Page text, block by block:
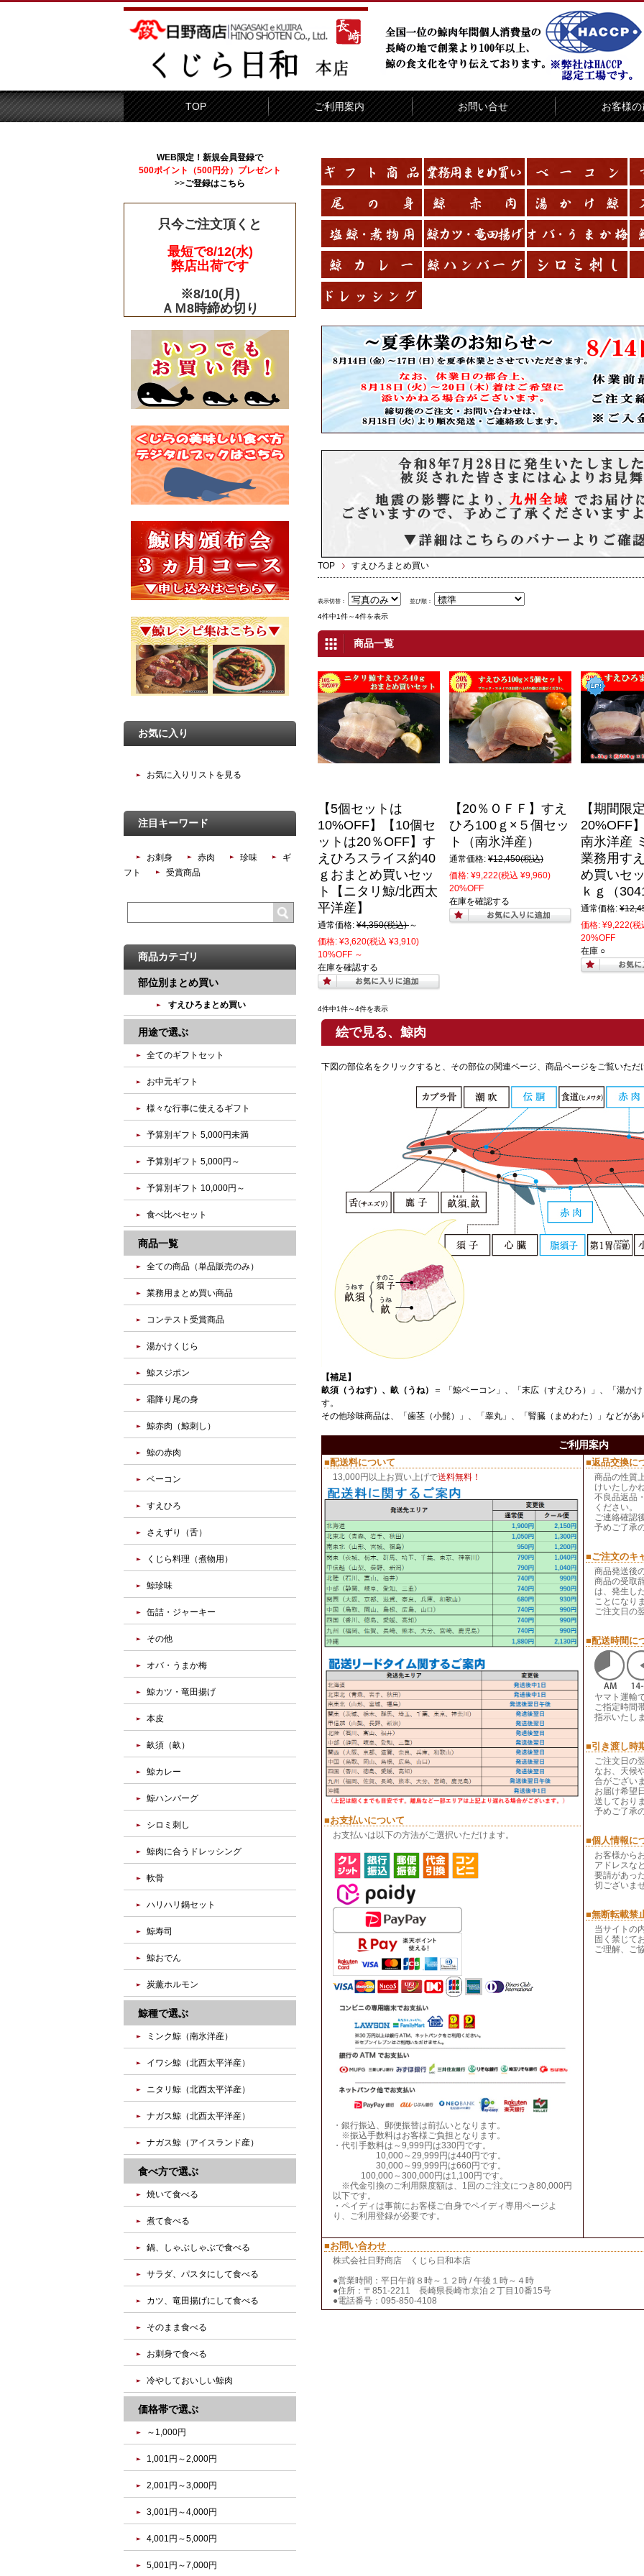
TOP ご利用案内 お問い合せ お客様の
TOP すえひろまとめ買い
表示切替： 並び順：
4件中1件～4件を表示
商品一覧
【5個セットは
10%OFF】【10個セ
ットは20％OFF】す
えひろスライス約40
ｇおまとめ買いセッ
ト【ニタリ鯨/北西太
平洋産】
通常価格: ¥4,350(税込) ～
価格: ¥3,620(税込 ¥3,910)
10%OFF ～
在庫を確認する
【20％ＯＦＦ】すえ
ひろ100ｇ×５個セッ
ト（南氷洋産）
通常価格: ¥12,450(税込)
価格: ¥9,222(税込 ¥9,960)
20%OFF
在庫を確認する
【期間限
20%OFF
南氷洋産
業務用す
め買いセ
ｋｇ（
通常価格:
価格: ¥9,222(税
20%OFF
在庫 ○
4件中1件～4件を表示
絵で見る、鯨肉
下図の部位名をクリックすると、その部位の関連ページ、商品ページをご覧いただ
【補足】
畝須（うねす）、畝（うね）
＝ 「 鯨ベーコン 」、「 末広（すえひろ） 」、「 湯か
す。
その他珍味商品は、「 歯茎（小髭） 」、「 睾丸 」、「 腎臓（まめわた） 」などがあ
ご利用案内
■配送料について
13,000円以上お買い上げで送料無料！
■お支払いについて
お支払いは以下の方法がご選択いただけます。
・銀行振込、郵便振替は前払いとなります。
※振込手数料はお客様ご負担となります。
・代引手数料は～9,999円は330円です。
10,000～29,999円は440円です。
30,000～99,999円は660円です。
100,000～300,000円は1,100円です。
※代金引換のご利用限度額は、1回のご注文につき80,000円
以下です。
・ペイディは事前にお客様ご自身でペイディ専用ページよ
り、ご利用登録が必要です。
■返品交換に
商品の性質
けいたしか
不良品返品
ください。
ご連絡確認
予めご了承
■ご注文のキ
商品発送後
商品の受取
は、発生し
ことになり
ご注文日の
■配送時間に
ヤマト運輸
ご指定時間
指示いたし
■引き渡し時
ご注文日の
なお、天候
合がござい
お届け希望
送しており
予めご了承
■個人情報に
お客様から
アドレスな
要請があっ
切ございま
■無断転載禁
当サイトの
固く禁じて
ご理解、ご
■お問い合わせ
株式会社日野商店 くじら日和本店
●営業時間：平日午前８時～１２時 / 午後１時～４時
●住所：〒851-2211 長崎県長崎市京泊２丁目10番15号
●電話番号：095-850-4108
WEB限定！新規会員登録で
500ポイント（500円分）プレゼント
>>ご登録はこちら
只今ご注文頂くと
最短で8/12(水)
弊店出荷です
※8/10(月)
ＡＭ8時締め切り
お気に入り
お気に入りリストを見る
注目キーワード
お刺身 赤肉 珍味
ギ
フト
受賞商品
商品カテゴリ
部位別まとめ買い
すえひろまとめ買い
用途で選ぶ
全てのギフトセット
お中元ギフト
様々な行事に使えるギフト
予算別ギフト 5,000円未満
予算別ギフト 5,000円～
予算別ギフト 10,000円～
食べ比べセット
商品一覧
全ての商品（単品販売のみ）
業務用まとめ買い商品
コンテスト受賞商品
湯かけくじら
鯨スジポン
霜降り尾の身
鯨赤肉（鯨刺し）
鯨の赤肉
ベーコン
すえひろ
さえずり（舌）
くじら料理（煮物用）
鯨珍味
缶詰・ジャーキー
その他
オバ・うまか梅
鯨カツ・竜田揚げ
本皮
畝須（畝）
鯨カレー
鯨ハンバーグ
シロミ刺し
鯨肉に合うドレッシング
軟骨
ハリハリ鍋セット
鯨寿司
鯨おでん
炭薫ホルモン
鯨種で選ぶ
ミンク鯨（南氷洋産）
イワシ鯨（北西太平洋産）
ニタリ鯨（北西太平洋産）
ナガス鯨（北西太平洋産）
ナガス鯨（アイスランド産）
食べ方で選ぶ
焼いて食べる
煮て食べる
鍋、しゃぶしゃぶで食べる
サラダ、パスタにして食べる
カツ、竜田揚げにして食べる
そのまま食べる
お刺身で食べる
冷やしておいしい鯨肉
価格帯で選ぶ
～1,000円
1,001円～2,000円
2,001円～3,000円
3,001円～4,000円
4,001円～5,000円
5,001円～7,000円